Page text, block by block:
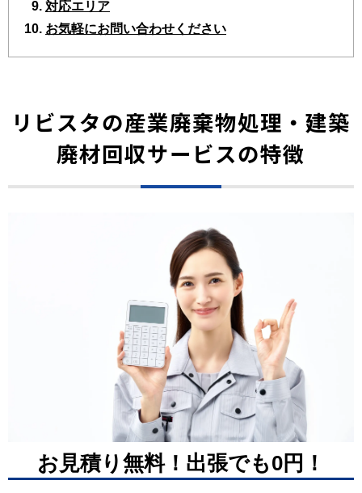
対応エリア
お気軽にお問い合わせください
リビスタの産業廃棄物処理・建築
廃材回収サービスの特徴
お見積り無料！出張でも0円！